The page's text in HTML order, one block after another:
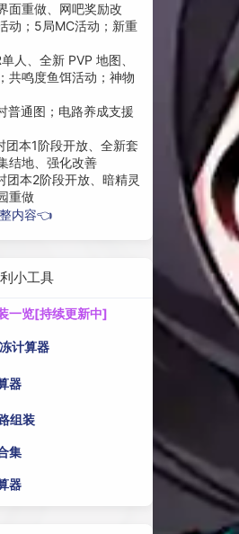
面重做、网吧奖励改
动；5局MC活动；新重
人、全新 PVP 地图、
共鸣度鱼饵活动；神物
普通图；电路养成支援
团本1阶段开放、全新套
结地、强化改善
团本2阶段开放、暗精灵
重做
内容👈
小工具
一览[持续更新中]
计算器
器
组装
集
器